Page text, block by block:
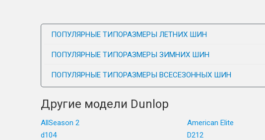
ПОПУЛЯРНЫЕ ТИПОРАЗМЕРЫ ЛЕТНИХ ШИН
ПОПУЛЯРНЫЕ ТИПОРАЗМЕРЫ ЗИМНИХ ШИН
ПОПУЛЯРНЫЕ ТИПОРАЗМЕРЫ ВСЕСЕЗОННЫХ ШИН
Другие модели Dunlop
AllSeason 2 American Elite
d104
D212